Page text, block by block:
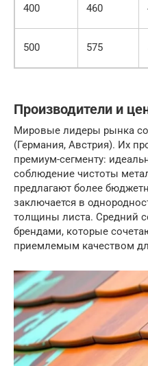
400 460
500 575
Производители и
Мировые лидеры рынка
(Германия, Австрия). Их
премиум-сегменту:
соблюдение чистоты
предлагают более
заключается в
толщины листа. Средний
брендами, которые
приемлемым качеством